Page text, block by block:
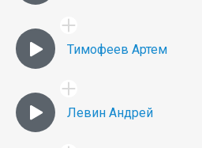
Тимофеев Артем
Левин Андрей